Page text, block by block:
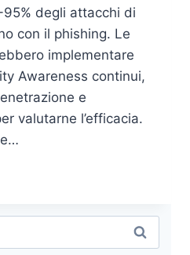
degli attacchi di
con il phishing. Le
implementare
Awareness continui,
e
valutarne l’efficacia.